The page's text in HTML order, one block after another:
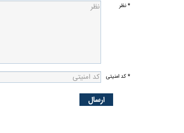
* نظر
* کد امنیتی